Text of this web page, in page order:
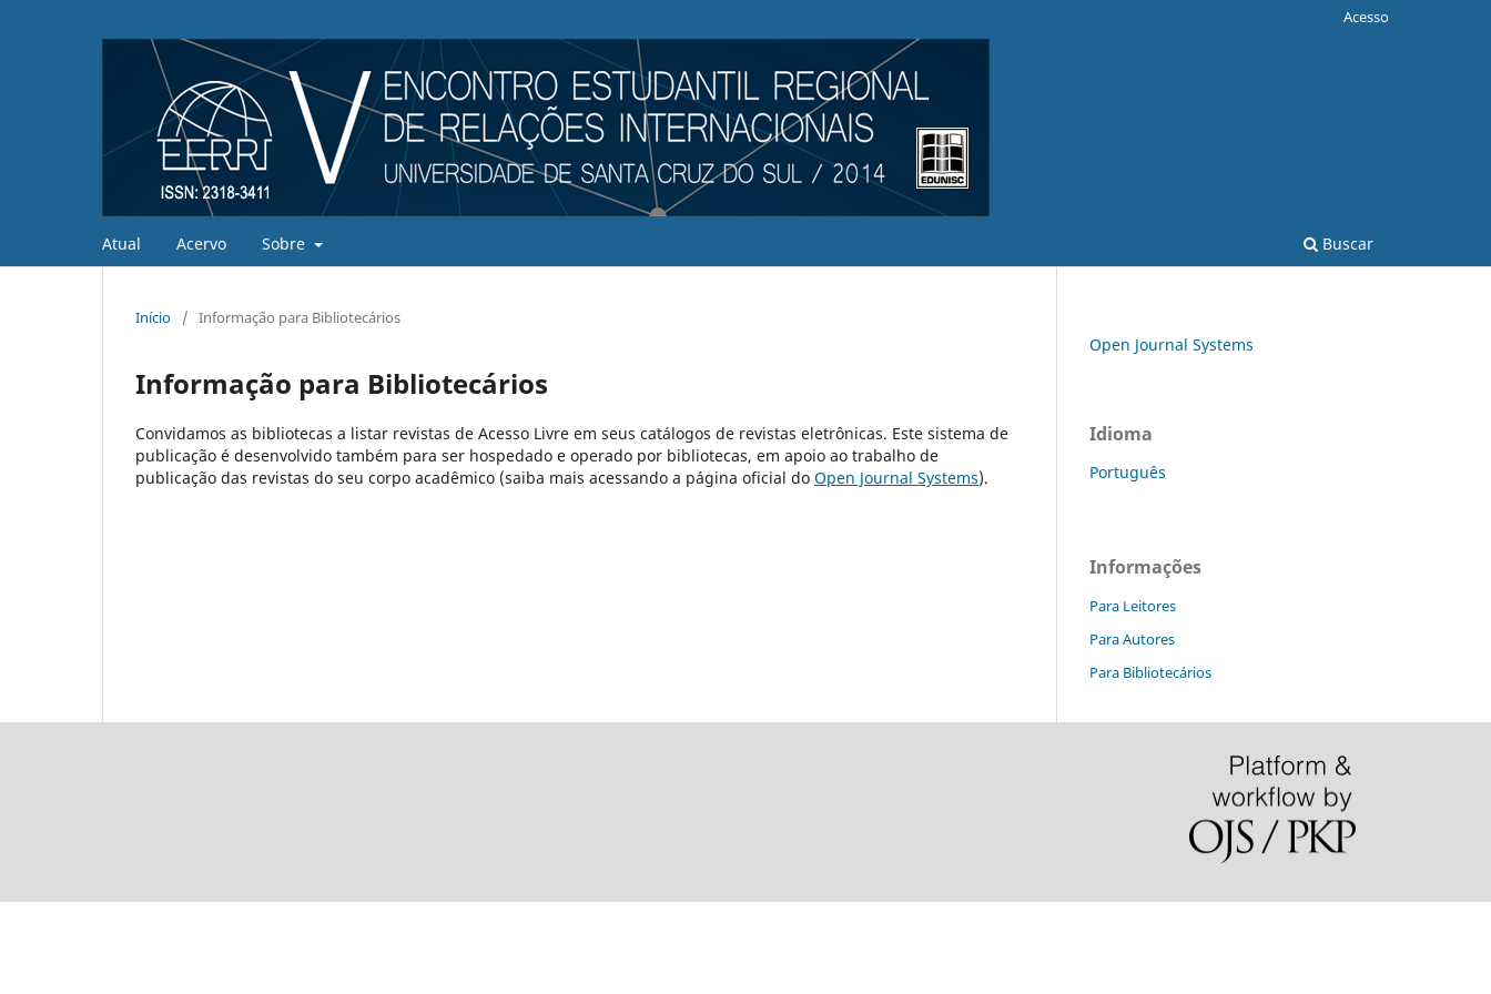
Atual Acervo Sobre Buscar
Acesso
Início / Informação para Bibliotecários
Informação para Bibliotecários
Convidamos as bibliotecas a listar revistas de Acesso Livre em seus catálogos de revistas eletrônicas. Este sistema de
publicação é desenvolvido também para ser hospedado e operado por bibliotecas, em apoio ao trabalho de
publicação das revistas do seu corpo acadêmico (saiba mais acessando a página oficial do Open Journal Systems).
Open Journal Systems
Idioma
Português
Informações
Para Leitores
Para Autores
Para Bibliotecários